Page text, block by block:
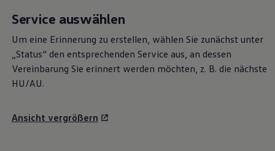
Service auswählen
Um eine Erinnerung zu erstellen, wählen Sie zunächst unter
„Status“ den entsprechenden Service aus, an dessen
Vereinbarung Sie erinnert werden möchten, z. B. die nächste
HU/AU.
Ansicht vergrößern